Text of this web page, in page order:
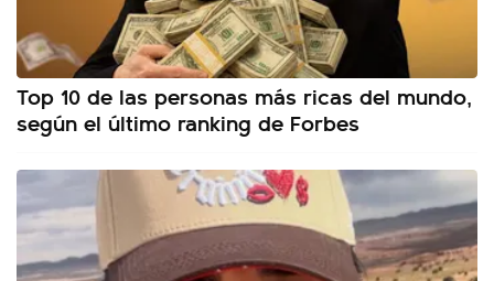
Top 10 de las personas más ricas del mundo,
según el último ranking de Forbes